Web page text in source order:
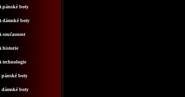
pánské boty
dámské boty
současnost
historie
technologie
boty
boty